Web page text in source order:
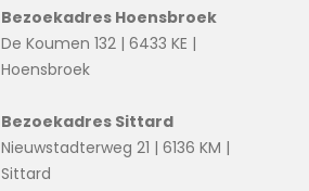
Bezoekadres Hoensbroek
De Koumen 132 | 6433 KE |
Hoensbroek
Bezoekadres Sittard
Nieuwstadterweg 21 | 6136 KM |
Sittard